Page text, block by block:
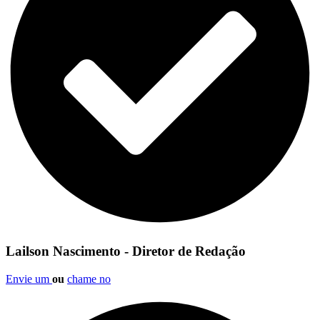
Lailson Nascimento - Diretor de Redação
Envie um ou chame no